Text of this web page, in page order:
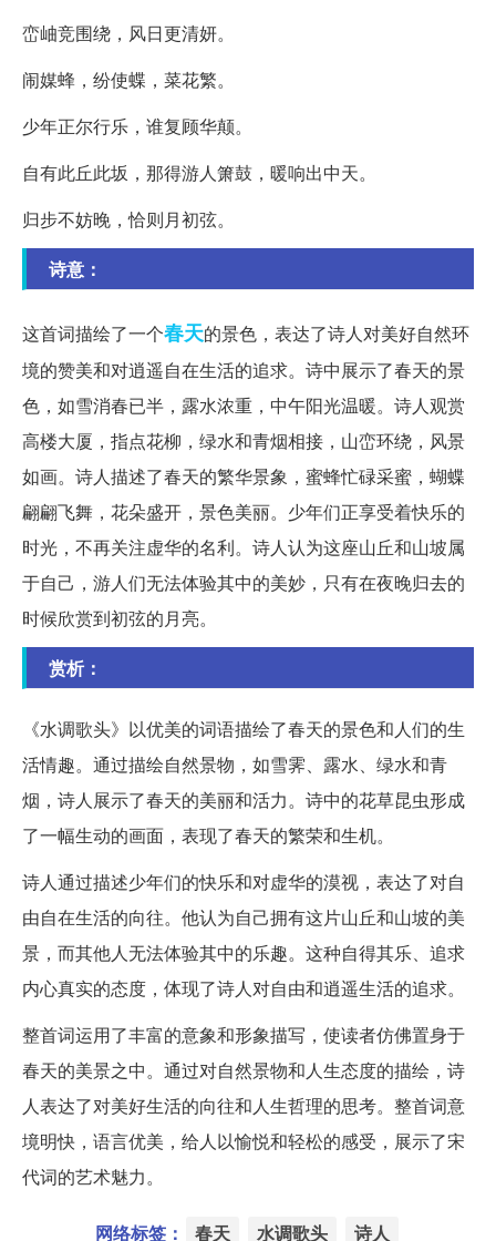
峦岫竞围绕，风日更清妍。
闹媒蜂，纷使蝶，菜花繁。
少年正尔行乐，谁复顾华颠。
自有此丘此坂，那得游人箫鼓，暖响出中天。
归步不妨晚，恰则月初弦。
诗意：
这首词描绘了一个春天的景色，表达了诗人对美好自然环
境的赞美和对逍遥自在生活的追求。诗中展示了春天的景
色，如雪消春已半，露水浓重，中午阳光温暖。诗人观赏
高楼大厦，指点花柳，绿水和青烟相接，山峦环绕，风景
如画。诗人描述了春天的繁华景象，蜜蜂忙碌采蜜，蝴蝶
翩翩飞舞，花朵盛开，景色美丽。少年们正享受着快乐的
时光，不再关注虚华的名利。诗人认为这座山丘和山坡属
于自己，游人们无法体验其中的美妙，只有在夜晚归去的
时候欣赏到初弦的月亮。
赏析：
《水调歌头》以优美的词语描绘了春天的景色和人们的生
活情趣。通过描绘自然景物，如雪霁、露水、绿水和青
烟，诗人展示了春天的美丽和活力。诗中的花草昆虫形成
了一幅生动的画面，表现了春天的繁荣和生机。
诗人通过描述少年们的快乐和对虚华的漠视，表达了对自
由自在生活的向往。他认为自己拥有这片山丘和山坡的美
景，而其他人无法体验其中的乐趣。这种自得其乐、追求
内心真实的态度，体现了诗人对自由和逍遥生活的追求。
整首词运用了丰富的意象和形象描写，使读者仿佛置身于
春天的美景之中。通过对自然景物和人生态度的描绘，诗
人表达了对美好生活的向往和人生哲理的思考。整首词意
境明快，语言优美，给人以愉悦和轻松的感受，展示了宋
代词的艺术魅力。
网络标签： 春天 水调歌头 诗人